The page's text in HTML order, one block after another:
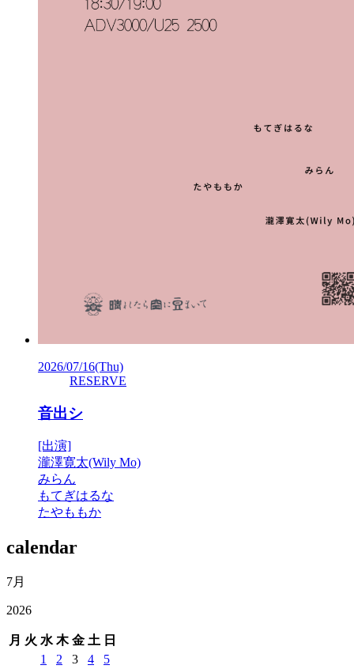
2026/07/16(Thu)
RESERVE
音出シ
[出演]
瀧澤寛太(Wily Mo)
みらん
もてぎはるな
たやももか
calendar
7月
2026
月 火 水 木 金 土 日
1 2 3 4
5